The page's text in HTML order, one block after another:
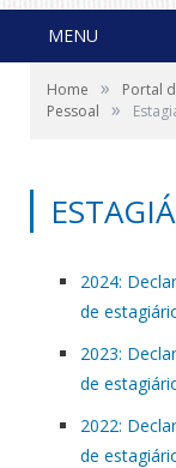
MENU
Home » Portal
Pessoal
»
2024:
de
2023:
de
2022:
de